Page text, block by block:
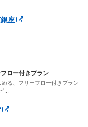
座
ロー付きプラン
る、フリーフロー付きプラン
...